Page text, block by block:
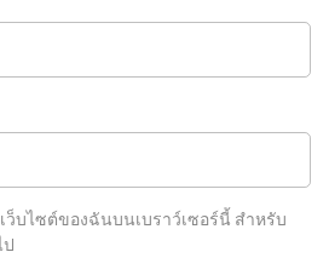
ว็บไซต์ของฉันบนเบราว์เซอร์นี้ สำหรับ